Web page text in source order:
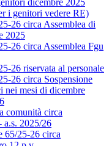
dicembre 2025
i genitori vedere RE)
26 circa Assemblea di
2025
26 circa Assemblea Fgu
26 riservata al personale
26 circa Sospensione
nei mesi di dicembre
comunità circa
a.s. 2025/26
65/25-26 circa